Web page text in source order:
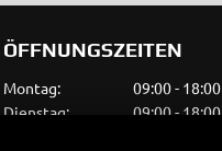
ÖFFNUNGSZEITEN
Montag:
09:00 - 18:00
Dienstag:
09:00 - 18:00